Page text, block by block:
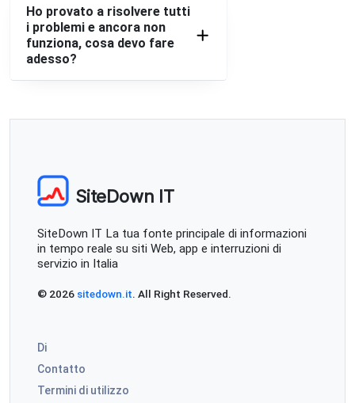
Nkn si raggiunge
Andrea Roma
Paolo
Caserta, Italy
Sito My TIM non raggiungibile. Connection Timeout!!!
Ardea, Italy
Sito irraggiungibile
Amedeo
Ho provato a risolvere tutti
i problemi e ancora non
funziona, cosa devo fare
adesso?
SiteDown IT
SiteDown IT La tua fonte principale di informazioni
in tempo reale su siti Web, app e interruzioni di
servizio in Italia
© 2026 sitedown.it. All Right Reserved.
Di
Contatto
Termini di utilizzo